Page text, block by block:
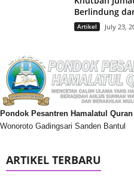
Berlindung
Artikel July 23,
Pondok Pesantren Hamalatul Quran
Wonoroto Gadingsari Sanden Bantul
ARTIKEL TERBARU